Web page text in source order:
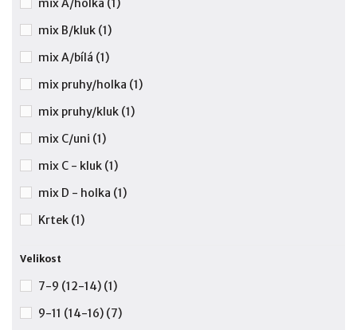
mix A/holka (1)
mix B/kluk (1)
mix A/bílá (1)
mix pruhy/holka (1)
mix pruhy/kluk (1)
mix C/uni (1)
mix C - kluk (1)
mix D - holka (1)
Krtek (1)
Velikost
7-9 (12-14) (1)
9-11 (14-16) (7)